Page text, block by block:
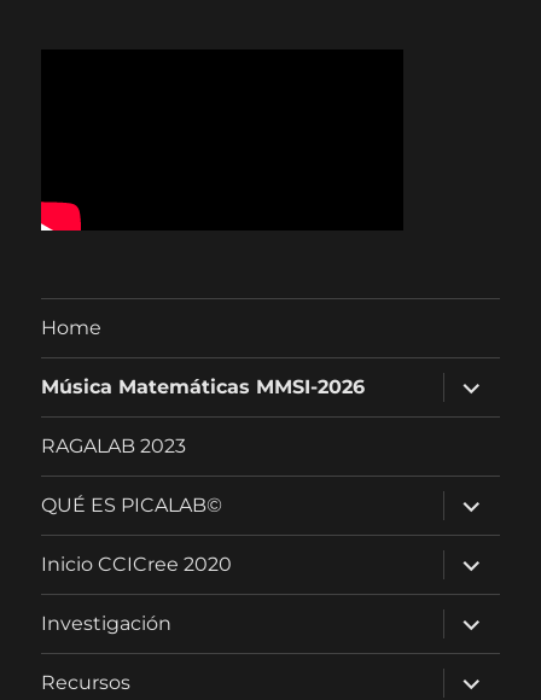
Home
Música Matemáticas MMSI-2026
expandir
menú
hijo
RAGALAB 2023
QUÉ ES PICALAB©
expandir
menú
hijo
Inicio CCICree 2020
expandir
menú
hijo
Investigación
expandir
menú
hijo
Recursos
expandir
menú